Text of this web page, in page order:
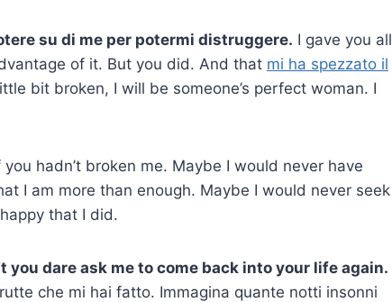
su di me per potermi distruggere. I gave you all
of it. But you did. And that mi ha spezzato il
bit broken, I will be someone’s perfect woman. I
hadn’t broken me. Maybe I would never have
I am more than enough. Maybe I would never seek
that I did.
you dare ask me to come back into your life again.
che mi hai fatto. Immagina quante notti insonni